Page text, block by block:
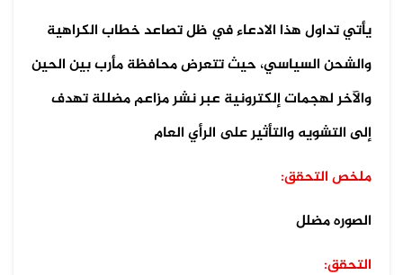
يأتي تداول هذا الادعاء في ظل تصاعد خطاب الكراهية
والشحن السياسي، حيث تتعرض محافظة مأرب بين الحين
والآخر لهجمات إلكترونية عبر نشر مزاعم مضللة تهدف
إلى التشويه والتأثير على الرأي العام
ملخص التحقق:
الصوره مضلل
التحقق: